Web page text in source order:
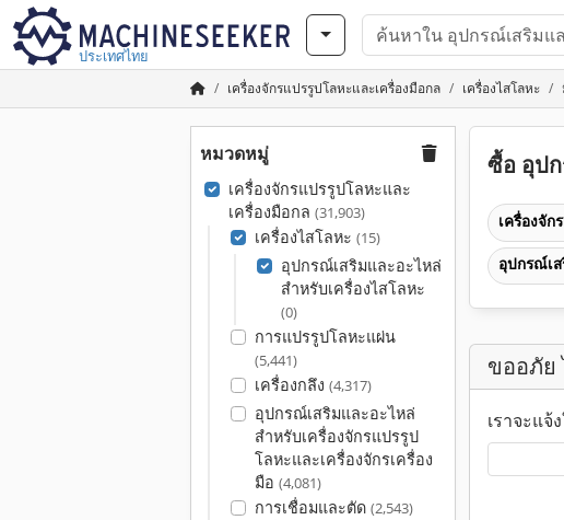
ประเทศไทย
เครื่องจักรแปรรูปโลหะและเครื่องมือกล เครื่องไสโลหะ
หมวดหมู่
เครื่องจักรแปรรูปโลหะและ
เครื่องมือกล (31,903)
เครื่องไสโลหะ (15)
อุปกรณ์เสริมและอะไหล่
สำหรับเครื่องไสโลหะ
(0)
การแปรรูปโลหะแผ่น
(5,441)
เครื่องกลึง (4,317)
อุปกรณ์เสริมและอะไหล่
สำหรับเครื่องจักรแปรรูป
โลหะและเครื่องจักรเครื่อง
มือ (4,081)
การเชื่อมและตัด (2,543)
ซื้อ อุป
เครื่องจัก
อุปกรณ์เ
ขออภัย
เราจะแ